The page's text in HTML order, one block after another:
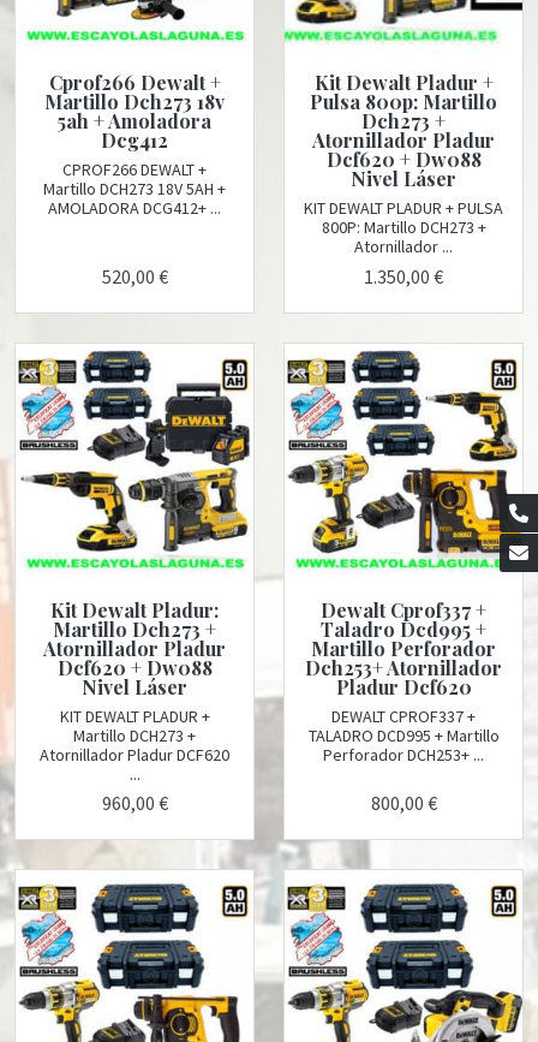
Cprof266 Dewalt +
Martillo Dch273 18v
5ah + Amoladora
Dcg412
CPROF266 DEWALT +
Martillo DCH273 18V 5AH +
AMOLADORA DCG412+ ...
520,00 €
Kit Dewalt Pladur +
Pulsa 800p: Martillo
Dch273 +
Atornillador Pladur
Dcf620 + Dw088
Nivel Láser
KIT DEWALT PLADUR + PULSA
800P: Martillo DCH273 +
Atornillador ...
1.350,00 €
Kit Dewalt Pladur:
Martillo Dch273 +
Atornillador Pladur
Dcf620 + Dw088
Nivel Láser
KIT DEWALT PLADUR +
Martillo DCH273 +
Atornillador Pladur DCF620
...
960,00 €
Dewalt Cprof337 +
Taladro Dcd995 +
Martillo Perforador
Dch253+ Atornillador
Pladur Dcf620
DEWALT CPROF337 +
TALADRO DCD995 + Martillo
Perforador DCH253+ ...
800,00 €